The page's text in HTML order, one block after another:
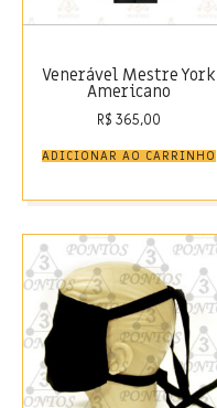
Venerável Mestre York
Americano
R$ 365,00
ADICIONAR AO CARRINHO